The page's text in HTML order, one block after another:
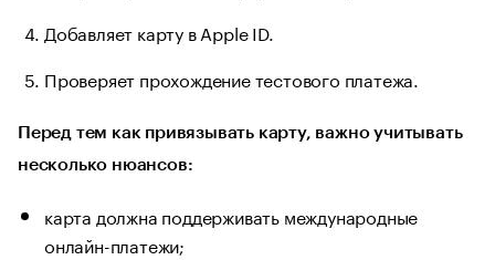
Добавляет карту в Apple ID.
Проверяет прохождение тестового платежа.
Перед тем как привязывать карту, важно учитывать
несколько нюансов:
карта должна поддерживать международные
онлайн-платежи;